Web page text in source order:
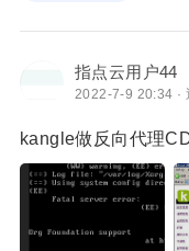
指点云用户44
2022-7-9 20:34 ·
kangle做反向代理